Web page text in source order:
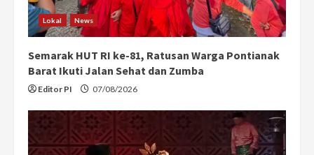
Lokal News
Semarak HUT RI ke-81, Ratusan Warga Pontianak
Barat Ikuti Jalan Sehat dan Zumba
Editor PI 07/08/2026